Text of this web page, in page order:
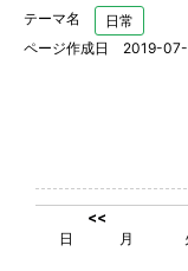
テーマ名
日常
ページ作成日 2019-
<<
日
月